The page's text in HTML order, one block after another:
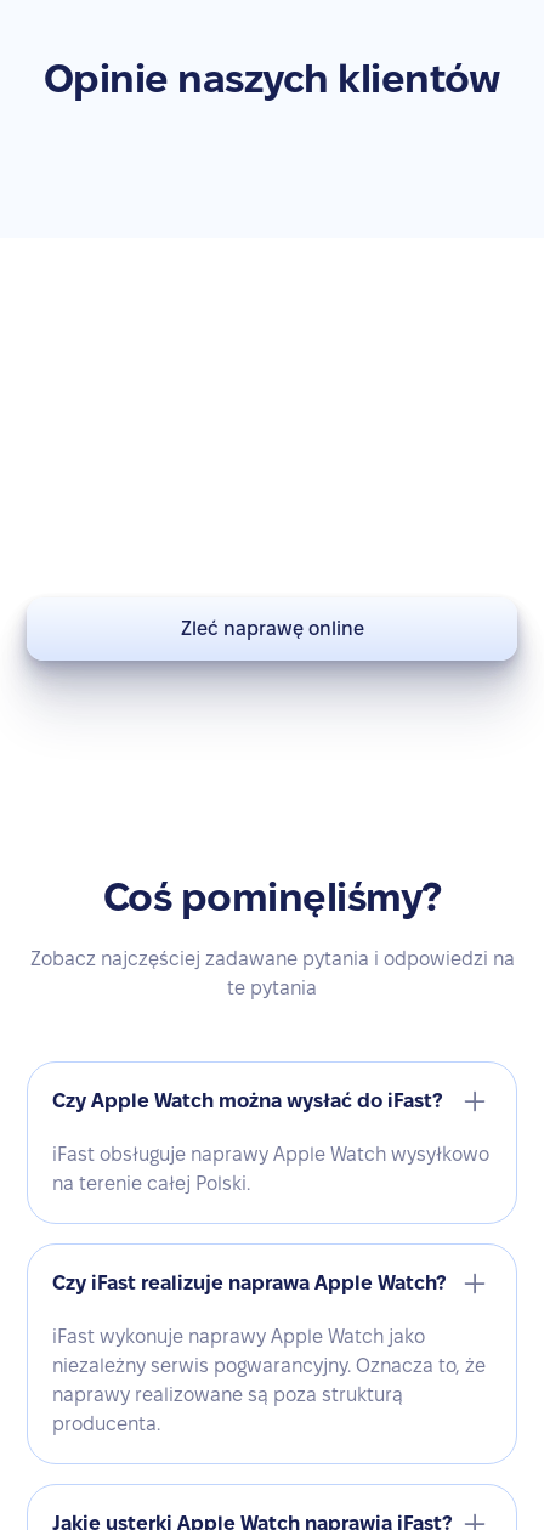
Opinie naszych klientów
Zleć naprawę online
Coś pominęliśmy?
Zobacz najczęściej zadawane pytania i odpowiedzi na
te pytania
Czy Apple Watch można wysłać do iFast?
iFast obsługuje naprawy Apple Watch wysyłkowo
na terenie całej Polski.
Czy iFast realizuje naprawa Apple Watch?
iFast wykonuje naprawy Apple Watch jako
niezależny serwis pogwarancyjny. Oznacza to, że
naprawy realizowane są poza strukturą
producenta.
Jakie usterki Apple Watch naprawia iFast?